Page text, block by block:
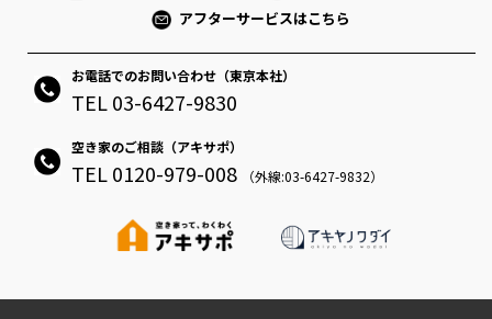
アフターサービスはこちら
お電話でのお問い合わせ（東京本社）
TEL 03-6427-9830
空き家のご相談（アキサポ）
TEL 0120-979-008 （外線:03-6427-9832）